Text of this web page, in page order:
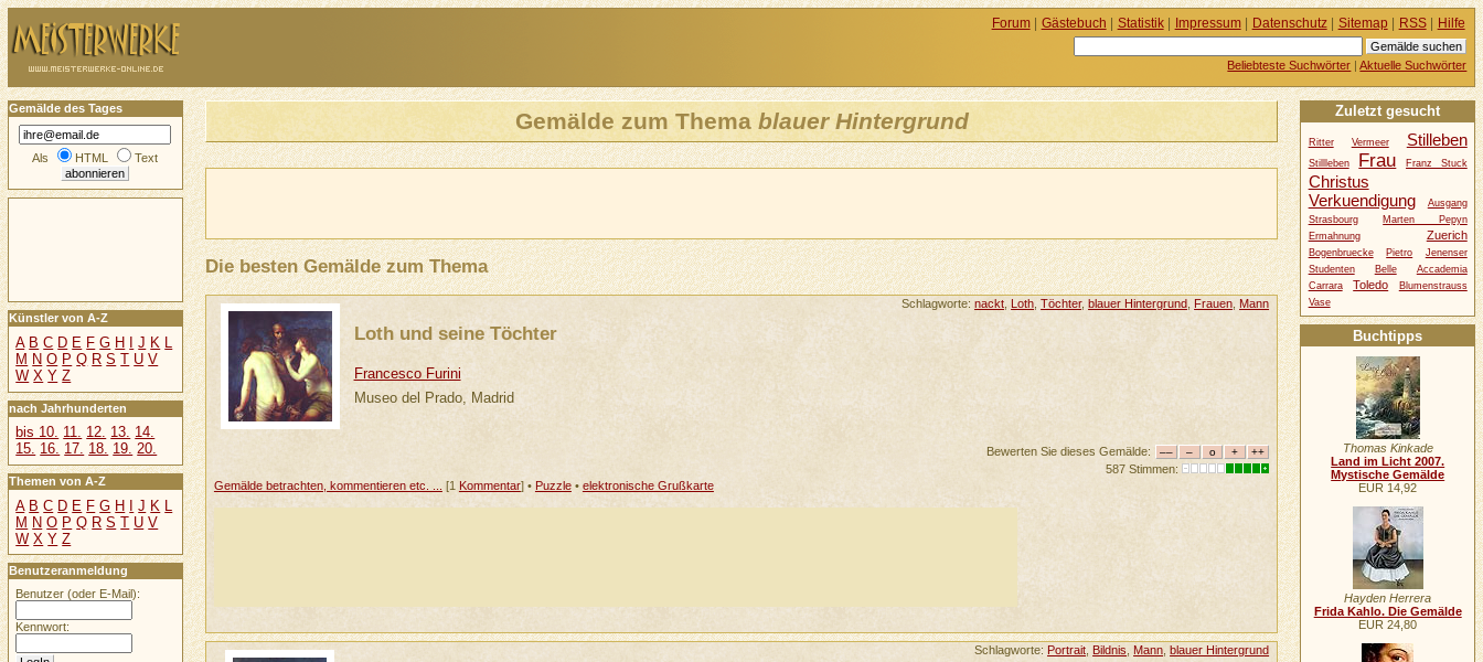
Gemälde zum Thema blauer Hintergrund
Die besten Gemälde zum Thema
Schlagworte:nackt ,Loth ,Töchter,blauer Hintergrund ,Frauen ,Mann
Loth und seine Töchter
Francesco Furini
Museo del Prado, Madrid
Bewerten Sie dieses Gemälde:
587 Stimmen:
Gemälde betrachten, kommentieren etc. ...
[1 Kommentar] • Puzzle• elektronische Grußkarte
Schlagworte: Portrait Bildnis Mann blauer Hintergrund
Gemälde des Tages
Als HTML Text
Künstler von A-Z
A B C D E F G H J K L
M N O P Q R S T U V
W X Y Z
nach Jahrhunderten
bis 10. 11. 12. 13. 14.
15. 16. 17. 18. 19. 20.
Themen von A-Z
A B C D E F G H I J K L
M N O P Q R S T U V
W X Y Z
Benutzeranmeldung
Benutzer (oder E-Mail):
Kennwort:
Forum| Gästebuch | Statistik| Impressum| Datenschutz| Sitemap| RSS| Hilfe
Beliebteste Suchwörter |Aktuelle Suchwörter
Zuletzt gesucht
Ritter Vermeer Stilleben
Stillleben Frau Franz Stuck
Christus
Verkuendigung
Ausgang
Strasbourg
Marten Pepyn
Ermahnung
Zuerich
Bogenbruecke Pietro
Jenenser
Studenten
Belle
Accademia
Carrara
Toledo
Blumenstrauss
Vase
Buchtipps
Thomas Kinkade
Land im Licht 2007.
Mystische Gemälde
EUR 14,92
Hayden Herrera
Frida Kahlo. Die Gemälde
EUR 24,80